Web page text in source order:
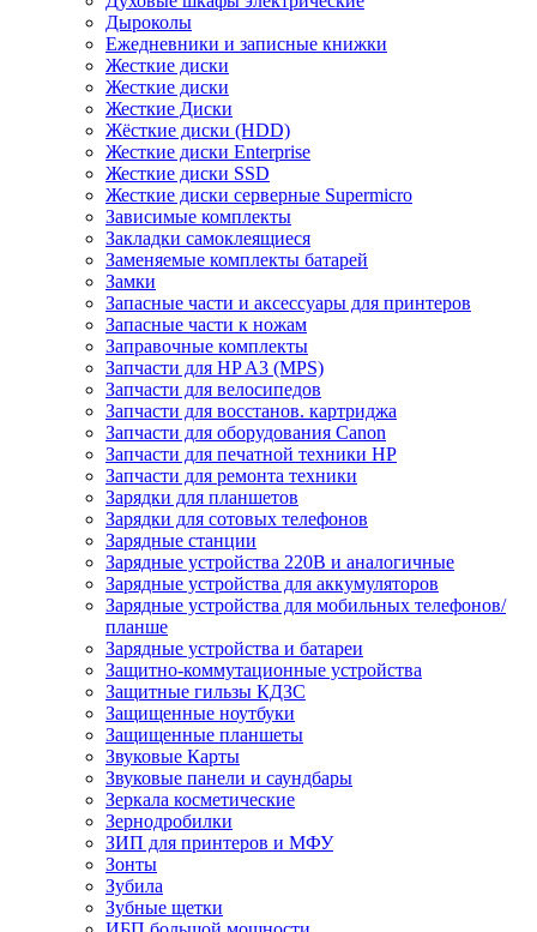
Дыроколы
Ежедневники и записные книжки
Жесткие диски
Жесткие диски
Жесткие Диски
Жёсткие диски (HDD)
Жесткие диски Enterprise
Жесткие диски SSD
Жесткие диски серверные Supermicro
Зависимые комплекты
Закладки самоклеящиеся
Заменяемые комплекты батарей
Замки
Запасные части и аксессуары для принтеров
Запасные части к ножам
Заправочные комплекты
Запчасти для HP A3 (MPS)
Запчасти для велосипедов
Запчасти для восстанов. картриджа
Запчасти для оборудования Canon
Запчасти для печатной техники HP
Запчасти для ремонта техники
Зарядки для планшетов
Зарядки для сотовых телефонов
Зарядные станции
Зарядные устройства 220В и аналогичные
Зарядные устройства для аккумуляторов
Зарядные устройства для мобильных телефонов/
планше
Зарядные устройства и батареи
Защитно-коммутационные устройства
Защитные гильзы КДЗС
Защищенные ноутбуки
Защищенные планшеты
Звуковые Карты
Звуковые панели и саундбары
Зеркала косметические
Зернодробилки
ЗИП для принтеров и МФУ
Зонты
Зубила
Зубные щетки